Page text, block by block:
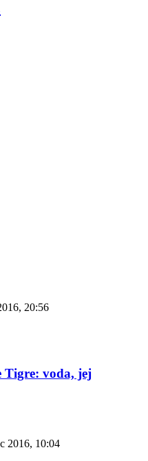
20:56
Tigre: voda, jej
2016, 10:04